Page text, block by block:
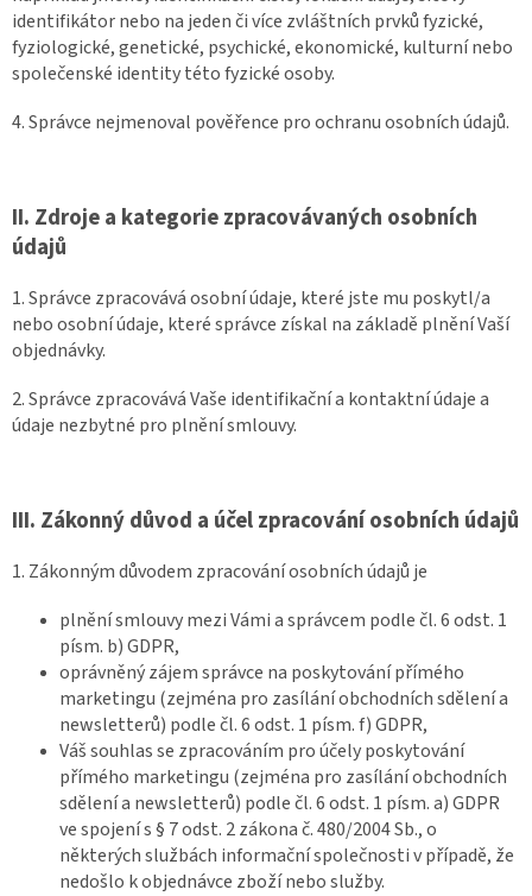
identifikátor nebo na jeden či více zvláštních prvků fyzické,
fyziologické, genetické, psychické, ekonomické, kulturní nebo
společenské identity této fyzické osoby.
4. Správce nejmenoval pověřence pro ochranu osobních údajů.
II. Zdroje a kategorie zpracovávaných osobních
údajů
1. Správce zpracovává osobní údaje, které jste mu poskytl/a
nebo osobní údaje, které správce získal na základě plnění Vaší
objednávky.
2. Správce zpracovává Vaše identifikační a kontaktní údaje a
údaje nezbytné pro plnění smlouvy.
III. Zákonný důvod a účel zpracování osobních údajů
1. Zákonným důvodem zpracování osobních údajů je
plnění smlouvy mezi Vámi a správcem podle čl. 6 odst. 1
písm. b) GDPR,
oprávněný zájem správce na poskytování přímého
marketingu (zejména pro zasílání obchodních sdělení a
newsletterů) podle čl. 6 odst. 1 písm. f) GDPR,
Váš souhlas se zpracováním pro účely poskytování
přímého marketingu (zejména pro zasílání obchodních
sdělení a newsletterů) podle čl. 6 odst. 1 písm. a) GDPR
ve spojení s § 7 odst. 2 zákona č. 480/2004 Sb., o
některých službách informační společnosti v případě, že
nedošlo k objednávce zboží nebo služby.